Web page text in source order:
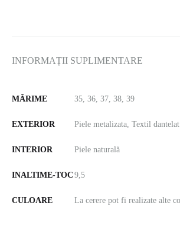
INFORMAȚII SUPLIMENTARE
MĂRIME 35, 36, 37, 38, 39
EXTERIOR Piele metalizata, Textil
INTERIOR Piele naturală
INALTIME-TOC 9,5
CULOARE La cerere pot fi realizate alte